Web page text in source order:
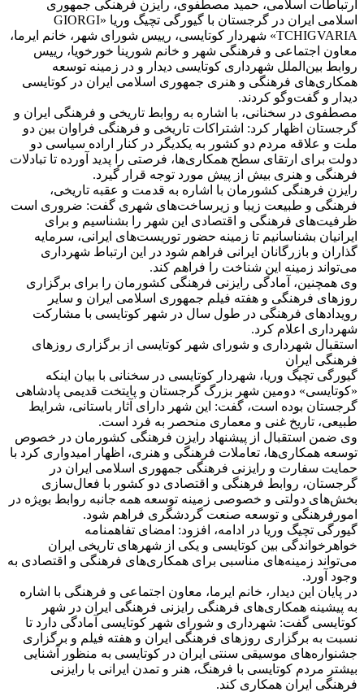
ارتباطات اسلامی، حمید مصطفوی، رایزن فرهنگی جمهوری
اسلامی ایران در گرجستان با گیورگی تچیگ وریا «GIORGI
TCHIGVARIA» شهردار کوتایسی، رییس شورای شهر، خانم ایرما،
معاون اجتماعی و فرهنگی شهر و خانم شورینا خورخویا، رییس
روابط بین‌الملل شهرداری کوتایسی دیدار و در زمینه توسعه
همکاری‌های فرهنگی و هنری جمهوری اسلامی ایران در کوتایسی
دیدار و گفت‌وگو کردند.
مصطفوی در سخنانی، با اشاره به روابط تاریخی و فرهنگی ایران و
گرجستان اظهار کرد: اشتراکات تاریخی و فرهنگی فراوان بین دو
ملت و علاقه مردم دو کشور به یکدیگر در کنار اراده سیاسی دو
دولت برای ارتقای سطح همکاری‌ها، فرصتی را پدید آورده تا تبادلات
فرهنگی و هنری بیش از پیش مورد توجه قرار گیرد.
رایزن فرهنگی کشورمان با اشاره به قدمت و عقبه تاریخی،
فرهنگی و طبیعت زیبا و زیرساخت‌های شهری گفت: ضروری است
ظرفیت‌های فرهنگی و اقتصادی این شهر را بشناسیم و برای
ایرانیان بشناسانیم تا زمینه حضور توریست‌های ایرانی، سرمایه
گذاران و بازرگانان ایرانی فراهم شود در این ارتباط شهرداری
می‌تواند زمینه این شناخت را فراهم کند.
وی همچنین، آمادگی رایزنی فرهنگی کشورمان را برای برگزاری
روزهای فرهنگی و هفته فیلم جمهوری اسلامی ایران و سایر
رویدادهای فرهنگی در طول سال در شهر کوتایسی با مشارکت
شهرداری اعلام کرد.
استقبال شهرداری و شورای شهر کوتایسی از برگزاری روزهای
فرهنگی ایران
گیورگی تچیگ وریا، شهردار کوتایسی در سخنانی با بیان اینکه
«کوتایسی» دومین شهر بزرگ گرجستان و پایتخت قدیمی پادشاهی
گرجستان بوده است، گفت: این شهر دارای آثار باستانی، شرایط
طبیعی، تاریخ غنی و معماری منحصر به فرد است.
وی ضمن استقبال از پیشنهاد رایزن فرهنگی کشورمان در خصوص
توسعه همکاری‌ها، تعاملات فرهنگی و هنری، اظهار امیدواری کرد با
حمایت سفارت و رایزنی فرهنگی جمهوری اسلامی ایران در
گرجستان، روابط فرهنگی و اقتصادی دو کشور با فعال‌سازی
بخش‌های دولتی و خصوصی زمینه توسعه همه جانبه روابط بویژه در
امورفرهنگی و توسعه صنعت گردشگری فراهم شود.
گیورگی تچیگ وریا در ادامه، افزود: امضای تفاهمنامه
خواهرخواندگی بین کوتایسی و یکی از شهرهای تاریخی ایران
می‌تواند زمینه‌های مناسبی برای همکاری‌های فرهنگی و اقتصادی به
وجود آورد.
در پایان این دیدار، خانم ایرما، معاون اجتماعی و فرهنگی با اشاره
به پیشینه همکاری‌های فرهنگی رایزنی فرهنگی ایران در شهر
کوتایسی گفت: شهرداری و شورای شهر کوتایسی آمادگی دارد تا
نسبت به برگزاری روزهای فرهنگی ایران و هفته فیلم و برگزاری
جشنواره‌های موسیقی سنتی ایران در کوتایسی به منظور آشنایی
بیشتر مردم کوتایسی با فرهنگ، هنر و تمدن ایرانی با رایزنی
فرهنگی ایران همکاری کند.